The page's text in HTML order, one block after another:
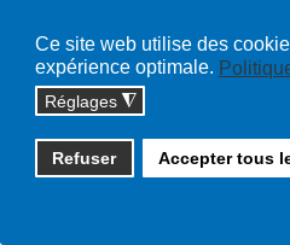
Ce site web utilise des
expérience optimale.
Réglages ◮
Refuser Accepter tous